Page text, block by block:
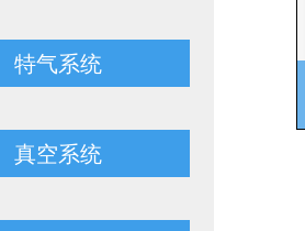
特气系统
真空系统